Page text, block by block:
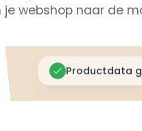
je webshop naar de
Productdata